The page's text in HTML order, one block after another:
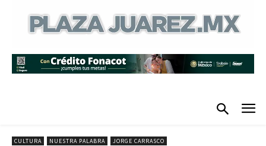
CULTURA NUESTRA PALABRA JORGE CARRASCO